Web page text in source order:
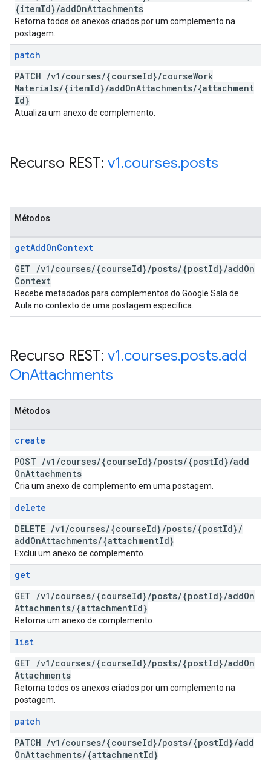
{itemId}/addOnAttachments
Retorna todos os anexos criados por um complemento na
postagem.
patch
PATCH /v1 /courses/{courseId}/courseWork
Materials/{itemId}/addOnAttachments/{attachment
Id}
Atualiza um anexo de complemento.
Recurso REST: v1.courses.posts
Métodos
getAddOnContext
GET /v1 /courses/{courseId}/posts/{postId}/addOn
Context
Recebe metadados para complementos do Google Sala de
Aula no contexto de uma postagem específica.
Recurso REST: v1.courses.posts.add
OnAttachments
Métodos
create
POST /v1 /courses/{courseId}/posts/{postId}/add
OnAttachments
Cria um anexo de complemento em uma postagem.
delete
DELETE /v1 /courses/{courseId}/posts/{postId}/
addOnAttachments/{attachmentId}
Exclui um anexo de complemento.
get
GET /v1 /courses/{courseId}/posts/{postId}/addOn
Attachments/{attachmentId}
Retorna um anexo de complemento.
list
GET /v1 /courses/{courseId}/posts/{postId}/addOn
Attachments
Retorna todos os anexos criados por um complemento na
postagem.
patch
PATCH /v1 /courses/{courseId}/posts/{postId}/add
OnAttachments/{attachmentId}